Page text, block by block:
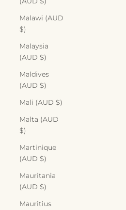
Malawi (AUD
$)
Malaysia
(AUD $)
Maldives
(AUD $)
Mali (AUD $)
Malta (AUD
$)
Martinique
(AUD $)
Mauritania
(AUD $)
Mauritius